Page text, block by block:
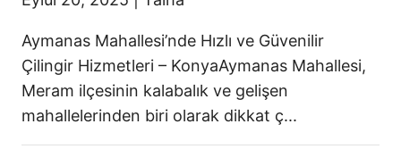
Aymanas Mahallesi’nde Hızlı ve Güvenilir
Çilingir Hizmetleri – KonyaAymanas Mahallesi,
Meram ilçesinin kalabalık ve gelişen
mahallelerinden biri olarak dikkat ç...